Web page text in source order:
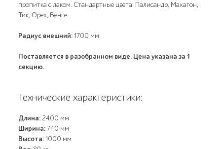
пропитка с лаком. Стандартные цвета: Палисандр, Махагон,
Тик, Орех, Венге.
Радиус внешний:1700 мм
Поставляется в разобранном виде. Цена указана за 1
секцию.
Технические характеристики:
Длина: 2400 мм
Ширина:740 мм
Высота:1000 мм